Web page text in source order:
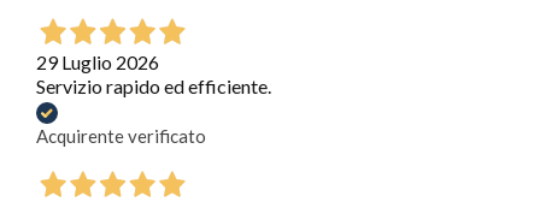
29 Luglio 2026
Servizio rapido ed efficiente.
Acquirente verificato